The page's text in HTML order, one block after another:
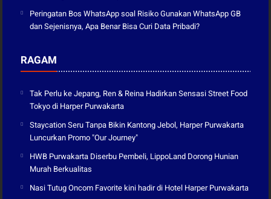
Peringatan Bos WhatsApp soal Risiko Gunakan WhatsApp GB
dan Sejenisnya, Apa Benar Bisa Curi Data Pribadi?
RAGAM
Tak Perlu ke Jepang, Ren & Reina Hadirkan Sensasi Street Food
Tokyo di Harper Purwakarta
Staycation Seru Tanpa Bikin Kantong Jebol, Harper Purwakarta
Luncurkan Promo "Our Journey"
HWB Purwakarta Diserbu Pembeli, LippoLand Dorong Hunian
Murah Berkualitas
Nasi Tutug Oncom Favorite kini hadir di Hotel Harper Purwakarta